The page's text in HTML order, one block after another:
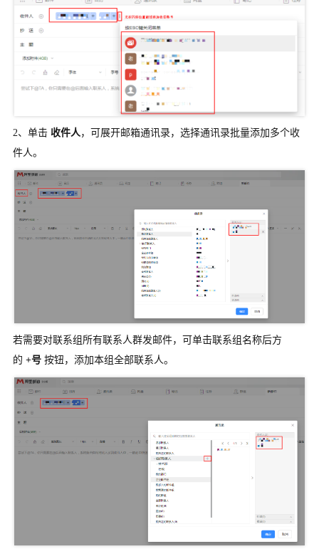
2、单击收件人，可展开邮箱通讯录，选择通讯录批量添加多个收
件人。
若需要对联系组所有联系人群发邮件，可单击联系组名称后方
的 +号 按钮，添加本组全部联系人。